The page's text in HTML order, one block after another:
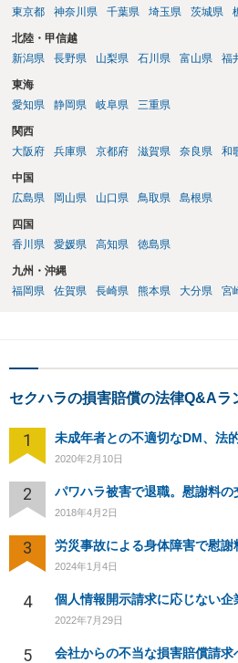
東京都
神奈川県 千葉県 埼玉県 茨城県
北陸・甲信越
新潟県
長野県 山梨県 石川県 富山県 福
東海
愛知県
静岡県 岐阜県 三重県
関西
大阪府
兵庫県 京都府 滋賀県 奈良県 和
中国
広島県
岡山県 山口県 鳥取県 島根県
四国
香川県
愛媛県 高知県 徳島県
九州・沖縄
福岡県
佐賀県 長崎県 熊本県 大分県 宮
セクハラの損害賠償の法律Q&Aラ
1 未成年者との不適切なDM、法
2020年2月10日
2
2018年4月2日
3
2024年1月4日
4 個人情報開示請求に応じない企
2022年7月29日
5 会社からの不当な損害賠償請求